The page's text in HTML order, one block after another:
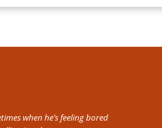
when he’s feeling bored